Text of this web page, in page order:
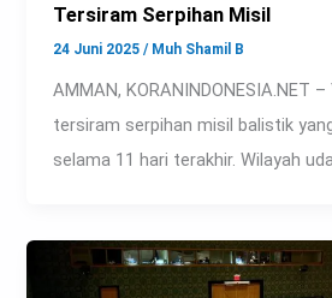
Tersiram Serpihan Misil
24 Juni 2025/ Muh Shamil B
AMMAN, KORANINDONESIA.NET
tersiram serpihan misil balistik
selama 11 hari terakhir. Wilayah